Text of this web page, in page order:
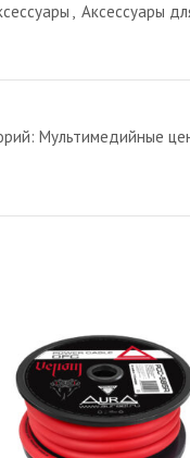
, Аксессуары
Мультимедийные